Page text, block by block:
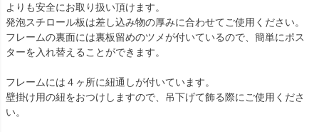
よりも安全にお取り扱い頂けます。
発泡スチロール板は差し込み物の厚みに合わせてご使用ください。
フレームの裏面には裏板留めのツメが付いているので、簡単にポス
ターを入れ替えることができます。
フレームには４ヶ所に紐通しが付いています。
壁掛け用の紐をおつけしますので、吊下げて飾る際にご使用くださ
い。